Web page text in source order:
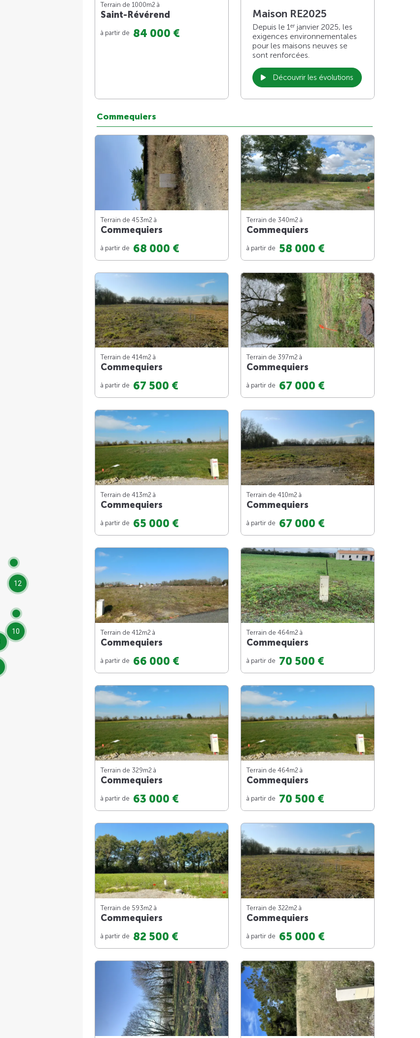
12
10
Terrain de 1000m2 à
Saint-Révérend
à partir de 84 000 €
Maison RE2025
Depuis le 1 er janvier 2025, les
exigences environnementales
pour les maisons neuves se
sont renforcées.
Découvrir les évolutions
Commequiers
Terrain de 453m2 à
Commequiers
à partir de 68 000 €
Terrain de 340m2 à
Commequiers
à partir de 58 000 €
Terrain de 414m2 à
Commequiers
à partir de 67 500 €
Terrain de 397m2 à
Commequiers
à partir de 67 000 €
Terrain de 413m2 à
Commequiers
à partir de 65 000 €
Terrain de 410m2 à
Commequiers
à partir de 67 000 €
Terrain de 412m2 à
Commequiers
à partir de 66 000 €
Terrain de 464m2 à
Commequiers
à partir de 70 500 €
Terrain de 329m2 à
Commequiers
à partir de 63 000 €
Terrain de 464m2 à
Commequiers
à partir de 70 500 €
Terrain de 593m2 à
Commequiers
à partir de 82 500 €
Terrain de 322m2 à
Commequiers
à partir de 65 000 €